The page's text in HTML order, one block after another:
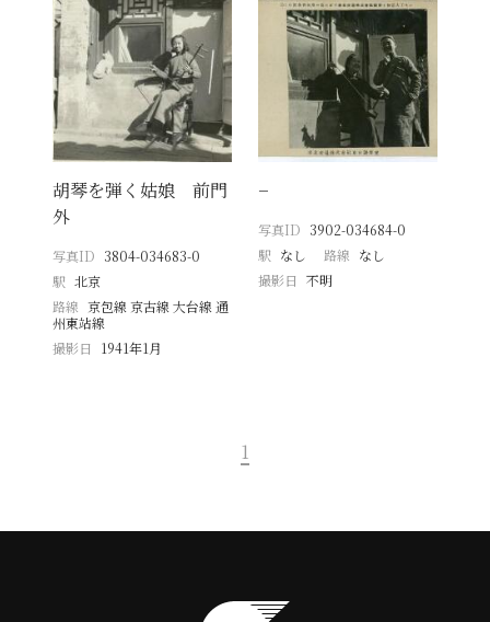
胡琴を弾く姑娘 前門
外
写真ID 3804-034683-0
駅 北京
路線 京包線 京古線 大台線 通
州東站線
撮影日
1941年1月
−
写真ID 3902-034684-0
駅 なし 路線 なし
撮影日 不明
1